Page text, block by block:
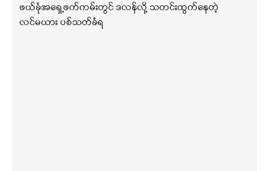
ဖယ်ခုံအရှေ့ဖက်ကမ်းတွင် ဒလန်လို့ သတင်းထွက်နေတဲ့
လင်မယား ပစ်သတ်ခံရ